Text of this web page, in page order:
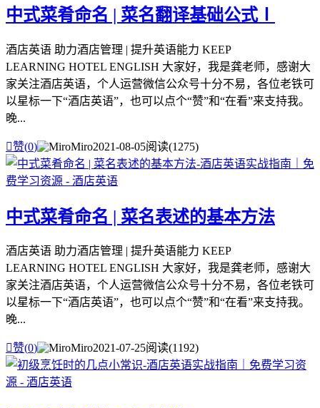
中式菜肴命名 | 菜名翻译基础公式Ⅰ
酒店英语 助力酒店管理 | 提升英语能力 KEEP
LEARNING HOTEL ENGLISH 大家好，我是龚老师，感谢大
家关注酒店英语，个人运营微信公众号十分不易，各位老铁可
以星标一下“酒店英语”，也可以点个“赞”和“在看”来支持我。
晚...
赞(0) Miro2021-08-05阅读(1275)
中式菜肴命名 | 菜名表述的基本方法
酒店英语 助力酒店管理 | 提升英语能力 KEEP
LEARNING HOTEL ENGLISH 大家好，我是龚老师，感谢大
家关注酒店英语，个人运营微信公众号十分不易，各位老铁可
以星标一下“酒店英语”，也可以点个“赞”和“在看”来支持我。
晚...
赞(0) Miro2021-07-25阅读(1192)